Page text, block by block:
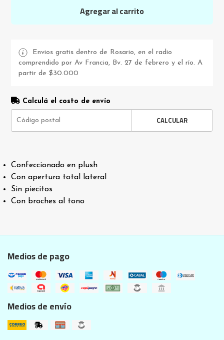
Agregar al carrito
Envios gratis dentro de Rosario, en el radio
comprendido por Av Francia, Bv. 27 de febrero y el río. A
partir de $30.000
Calculá el costo de envío
CALCULAR
Confeccionado en plush
Con apertura total lateral
Sin piecitos
Con broches al tono
Medios de pago
Medios de envío